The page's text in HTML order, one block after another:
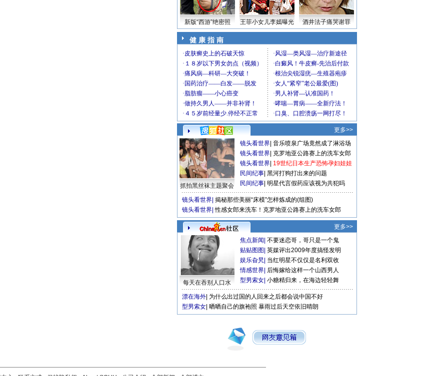
新版“西游”绝密照 王菲小女儿李嫣曝光 酒井法子痛哭谢罪
健 康 指 南
更多>>
抓拍黑丝袜主题聚会
镜头看世界 音乐喷泉广场竟然成了淋浴场
镜头看世界 克罗地亚公路赛上的洗车女郎
镜头看世界 19世纪日本生产恐怖孕妇娃娃
民间纪事 黑河打狗打出来的问题
民间纪事 明星代言假药应该视为共犯吗
镜头看世界 揭秘那些美丽“床模”怎样炼成的(组图)
镜头看世界 性感女郎来洗车！克罗地亚公路赛上的洗车女郎
更多>>
每天在吞别人口水
焦点新闻 不要迷恋哥，哥只是一个鬼
贴贴图图 英媒评出2009年度搞怪发明
娱乐旮旯 当红明星不仅仅是名利双收
情感世界 后悔嫁给这样一个山西男人
型男索女 小糖精归来，在海边轻轻舞
漂在海外 为什么出过国的人回来之后都会说中国不好
型男索女 晒晒自己的旗袍照 暴雨过后天空依旧晴朗